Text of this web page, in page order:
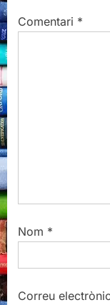
o :
Comentari *
Nom *
Correu electrònic